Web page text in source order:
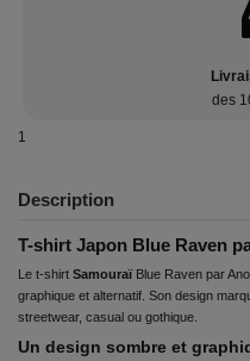
des
1
Description
T-shirt Japon Blue Raven
Le t-shirt Samouraï Blue Raven par
graphique et alternatif. Son design
streetwear, casual ou gothique.
Un design sombre et